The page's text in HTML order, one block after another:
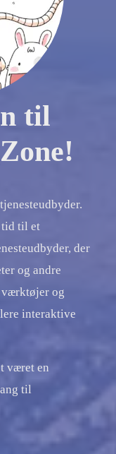
til
tid til et
der
og andre
værktøjer og
interaktive
været en
til